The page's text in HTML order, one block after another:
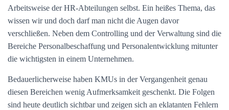
Arbeitsweise der HR-Abteilungen selbst. Ein heißes Thema, das
wissen wir und doch darf man nicht die Augen davor
verschließen. Neben dem Controlling und der Verwaltung sind die
Bereiche Personalbeschaffung und Personalentwicklung mitunter
die wichtigsten in einem Unternehmen.
Bedauerlicherweise haben KMUs in der Vergangenheit genau
diesen Bereichen wenig Aufmerksamkeit geschenkt. Die Folgen
sind heute deutlich sichtbar und zeigen sich an eklatanten Fehlern